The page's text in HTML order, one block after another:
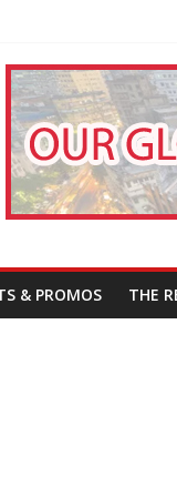
Our
& PROMOS THE